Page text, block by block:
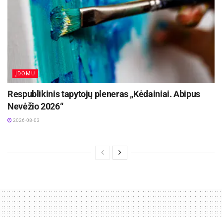
Plačiau:
http://lvk.lt/lt/renginiai/seminarai/klientu
-patirtys-2020-isitraukimas-lojalumas-inovacijos
Lietuvos verslo konfederacijos inf.
ĮDOMU
Respublikinis tapytojų pleneras „Kėdainiai. Abipus
Nevėžio 2026“
2026-08-03